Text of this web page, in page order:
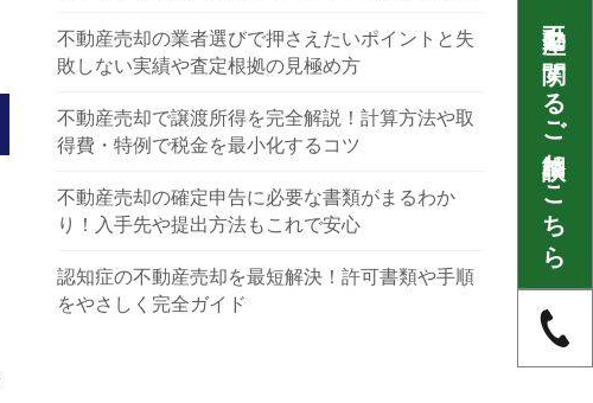
不動産に関するご相談はこちら
不動産売却の業者選びで押さえたいポイントと失
敗しない実績や査定根拠の見極め方
不動産売却で譲渡所得を完全解説！計算方法や取
得費・特例で税金を最小化するコツ
不動産売却の確定申告に必要な書類がまるわか
り！入手先や提出方法もこれで安心
認知症の不動産売却を最短解決！許可書類や手順
をやさしく完全ガイド